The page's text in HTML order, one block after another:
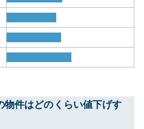
物件はどのくらい値下げす